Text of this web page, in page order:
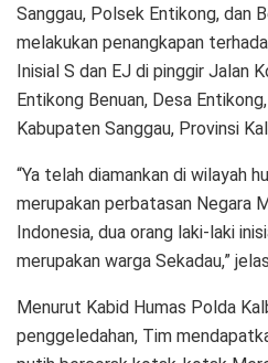
Sanggau, Polsek Entikong, dan
melakukan penangkapan
Inisial S dan EJ di pinggir Jalan
Entikong Benuan, Desa
Kabupaten Sanggau, Provinsi
“Ya telah diamankan di wilayah
merupakan perbatasan Negara
Indonesia, dua orang laki-laki
merupakan warga Sekadau,”
Menurut Kabid Humas Polda
penggeledahan, Tim